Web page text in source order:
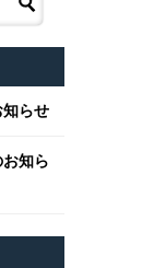
知らせ
知ら